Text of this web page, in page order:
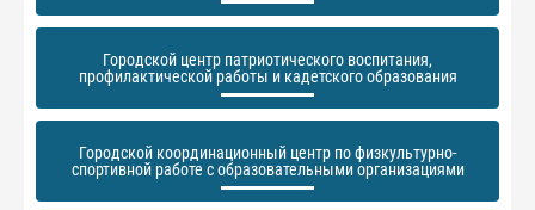
Городской центр патриотического воспитания,
профилактической работы и кадетского образования
Городской координационный центр по физкультурно-
спортивной работе с образовательными организациями